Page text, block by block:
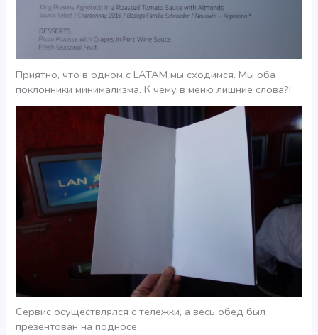
Приятно, что в одном с LATAM мы сходимся. Мы оба
поклонники минимализма. К чему в меню лишние слова?!
Сервис осуществлялся с тележки, а весь обед был
презентован на подносе.